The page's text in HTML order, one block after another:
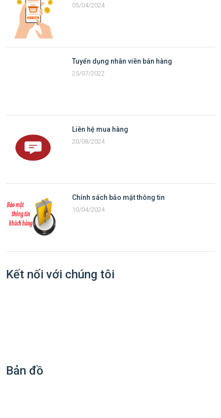
05/04/2024
Tuyển dụng nhân viên bán hàng
25/07/2022
Liên hệ mua hàng
20/08/2024
Chính sách bảo mật thông tin
10/04/2024
Kết nối với chúng tôi
Bản đồ